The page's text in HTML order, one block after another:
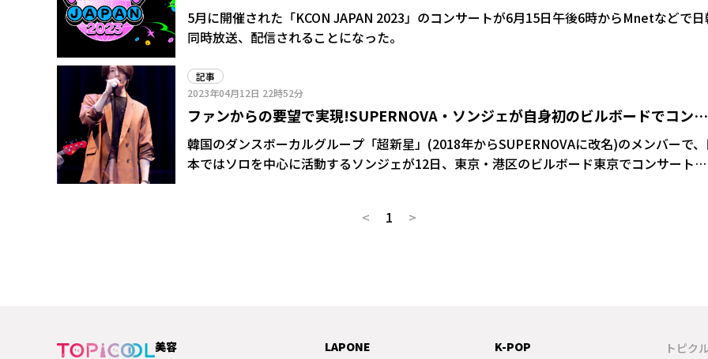
COUNTDOWN」 6月15日に日韓同時放送決定
5月に開催された「KCON JAPAN 2023」のコンサートが6月15日午後6時からMnetなどで
同時放送、配信されることになった。
記事
2023年04月12日 22時52分
ファンからの要望で実現!SUPERNOVA・ソンジェが自身初のビルボードでコンサ
ート 東京を含め2カ所4公演
韓国のダンスボーカルグループ「超新星」(2018年からSUPERNOVAに改名)のメンバーで、
本ではソロを中心に活動するソンジェが12日、東京・港区のビルボード東京でコンサート
<
1 >
美容
LAPONE
K-POP
トピク